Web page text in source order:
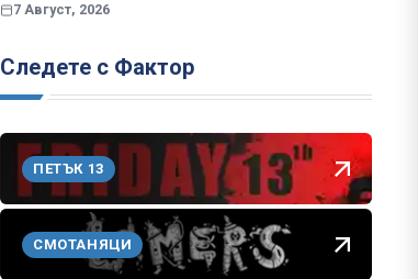
7 Август, 2026
Следете с Фактор
ПЕТЪК 13
СМОТАНЯЦИ